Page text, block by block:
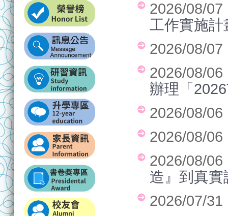
2026/08/
工作實施
2026/08/
2026/08/
辦理「
2026/08/
2026/08/
2026/08/
造』到真
2026/07/